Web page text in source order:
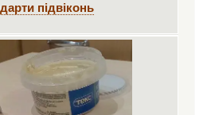
підвіконь